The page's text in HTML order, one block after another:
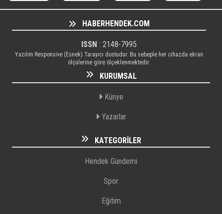
HABERHENDEK.COM
ISSN : 2148-7995
Yazılım Responsive (Esnek) Tarayıcı dostudur. Bu sebeple her cihazda ekran
ölçülerine göre ölçeklenmektedir.
KURUMSAL
Künye
Yazarlar
KATEGORILER
Hendek Gündemi
Spor
Eğitim